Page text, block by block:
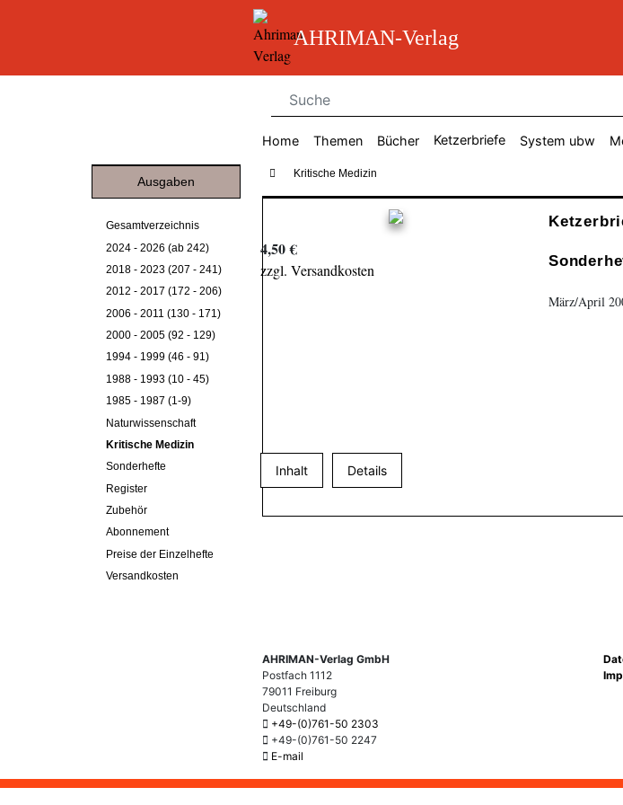
AHRIMAN-Verlag
Home Themen Bücher Ketzerbriefe System ubw
Ausgaben
Gesamtverzeichnis
2024 - 2026 (ab 242)
2018 - 2023 (207 - 241)
2012 - 2017 (172 - 206)
2006 - 2011 (130 - 171)
2000 - 2005 (92 - 129)
1994 - 1999 (46 - 91)
1988 - 1993 (10 - 45)
1985 - 1987 (1-9)
Naturwissenschaft
Kritische Medizin
Sonderhefte
Register
Zubehör
Abonnement
Preise der Einzelhefte
Versandkosten
Kritische Medizin
4,50 €
zzgl. Versandkosten
März/April
Inhalt Details
AHRIMAN-Verlag GmbH
Postfach 1112
79011 Freiburg
Deutschland
+49-(0)761-50 2303
+49-(0)761-50 2247
E-mail